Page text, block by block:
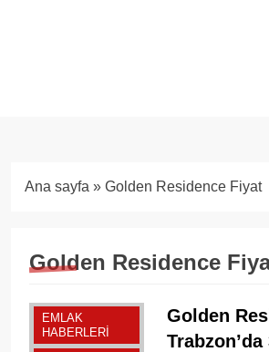
Ana sayfa » Golden Residence Fiyat
Golden Residence
EMLAK
HABERLERI
Golden